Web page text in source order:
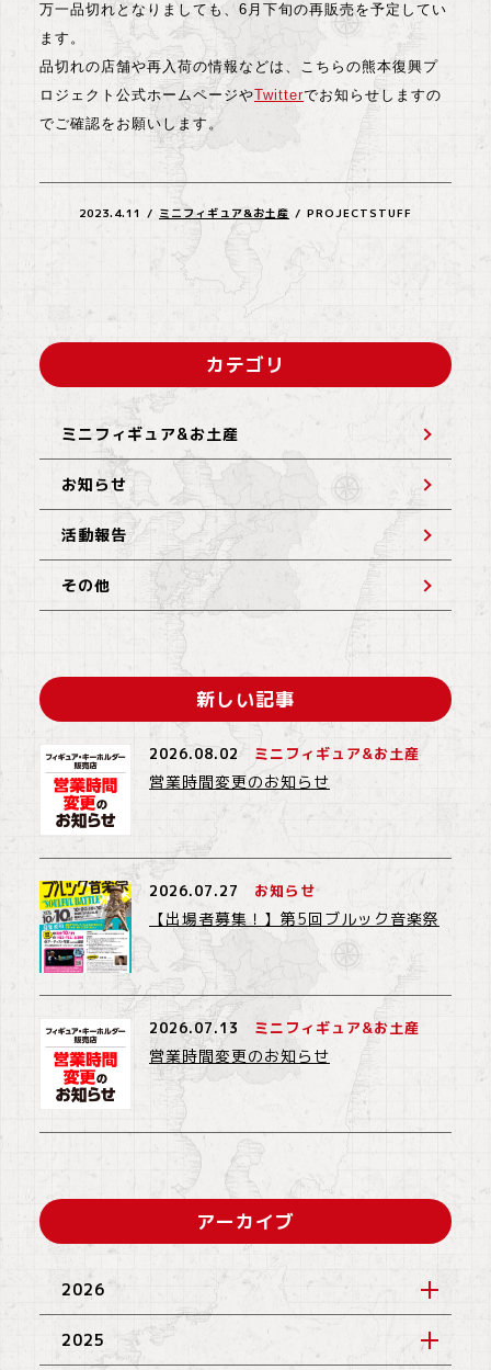
万一品切れとなりましても、6月下旬の再販売を予定してい
ます。
品切れの店舗や再入荷の情報などは、こちらの熊本復興プ
ロジェクト公式ホームページやTwitterでお知らせしますの
でご確認をお願いします。
2023.4.11 / ミニフィギュア&お土産 / PROJECTSTUFF
カテゴリ
ミニフィギュア&お土産
お知らせ
活動報告
その他
新しい記事
2026.08.02 ミニフィギュア&お土産
営業時間変更のお知らせ
2026.07.27 お知らせ
【出場者募集！】第5回ブルック音楽祭
2026.07.13 ミニフィギュア&お土産
営業時間変更のお知らせ
アーカイブ
2026
2025